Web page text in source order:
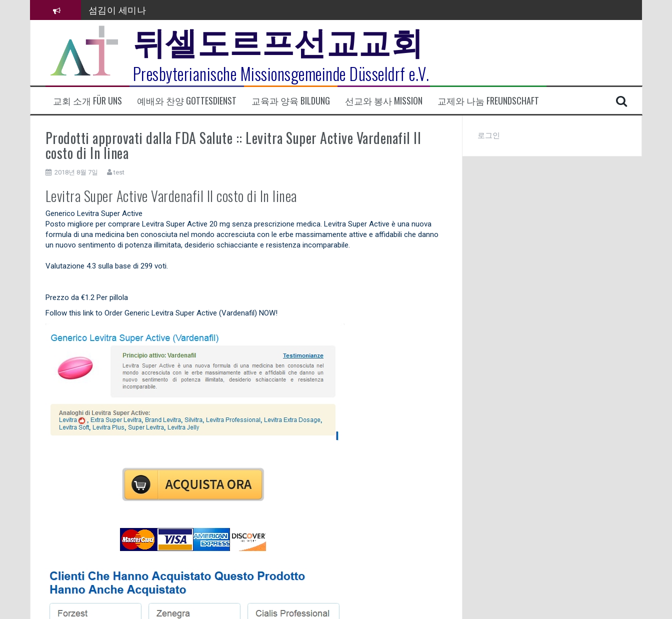
김태희 자매 졸업연주
2023년 어린이 주일 유초등부 발표
라합3 나라 봉헌송
그리스도인의 생활영성 1기 수료식
은퇴사-우선화 권사
20260322 주안에 가만히 머물기(요한복음 15:1-17) 손교훈목사
뒤셀도르프선교교회
Presbyterianische Missionsgemeinde Düsseldrf e.V.
교회 소개 FÜR UNS 예배와 찬양 GOTTESDIENST 교육과 양육 BILDUNG 선교와 봉사 MISSION 교제와 나눔 FREUNDSCHAFT
Prodotti approvati dalla FDA Salute :: Levitra Super Active Vardenafil Il
costo di In linea
2018년 8월 7일 test
Levitra Super Active Vardenafil Il costo di In linea
Generico Levitra Super Active
Posto migliore per comprare Levitra Super Active 20 mg senza prescrizione medica. Levitra Super Active è una nuova
formula di una medicina ben conosciuta nel mondo accresciuta con le erbe massimamente attive e affidabili che danno
un nuovo sentimento di potenza illimitata, desiderio schiacciante e resistenza incomparabile.
Valutazione 4.3 sulla base di 299 voti.
Prezzo da €1.2 Per pillola
Follow this link to Order Generic Levitra Super Active (Vardenafil) NOW!
로그인